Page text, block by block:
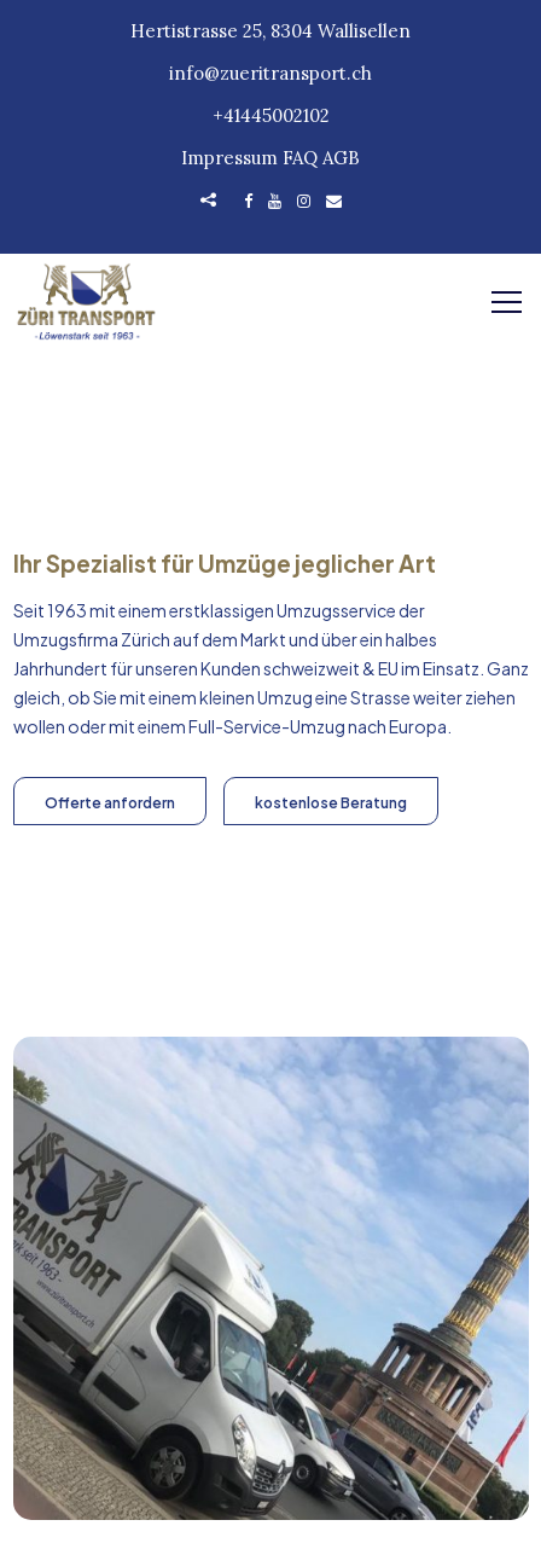
Hertistrasse 25, 8304 Wallisellen
info@zueritransport.ch
+41445002102
Impressum FAQ AGB
Ihr Spezialist für Umzüge jeglicher Art
Seit 1963 mit einem erstklassigen Umzugsservice der
Umzugsfirma Zürich auf dem Markt und über ein halbes
Jahrhundert für unseren Kunden schweizweit & EU im Einsatz. Ganz
gleich, ob Sie mit einem kleinen Umzug eine Strasse weiter ziehen
wollen oder mit einem Full-Service-Umzug nachEuropa
Offerte anfordern kostenlose Beratung